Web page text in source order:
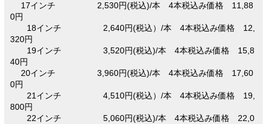
17インチ 2,530円(税込)/本 4本税込み価格 11,88
0円
18インチ 2,640円(税込）/本 4本税込み価格 12,
320円
19インチ 3,520円(税込)/本 4本税込み価格 15,8
40円
20インチ 3,960円(税込)/本 4本税込み価格 17,60
0円
21インチ 4,510円(税込）/本 4本税込み価格 19,
800円
22インチ 5,060円(税込)/本 4本税込み価格 22,0